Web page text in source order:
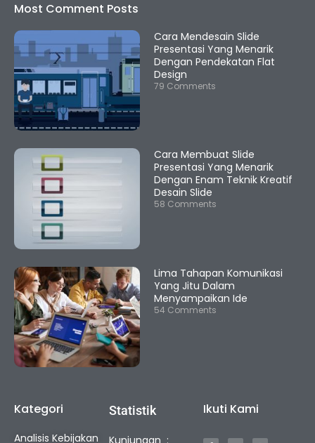
Most Comment Posts
Cara Mendesain Slide
Presentasi Yang Menarik
Dengan Pendekatan Flat
Design
79 Comments
Cara Membuat Slide
Presentasi Yang Menarik
Dengan Enam Teknik Kreatif
Desain Slide
58 Comments
Lima Tahapan Komunikasi
Yang Jitu Dalam
Menyampaikan Ide
54 Comments
Kategori
Analisis Kebijakan
Statistik
Kunjungan :
Ikuti Kami
a o n